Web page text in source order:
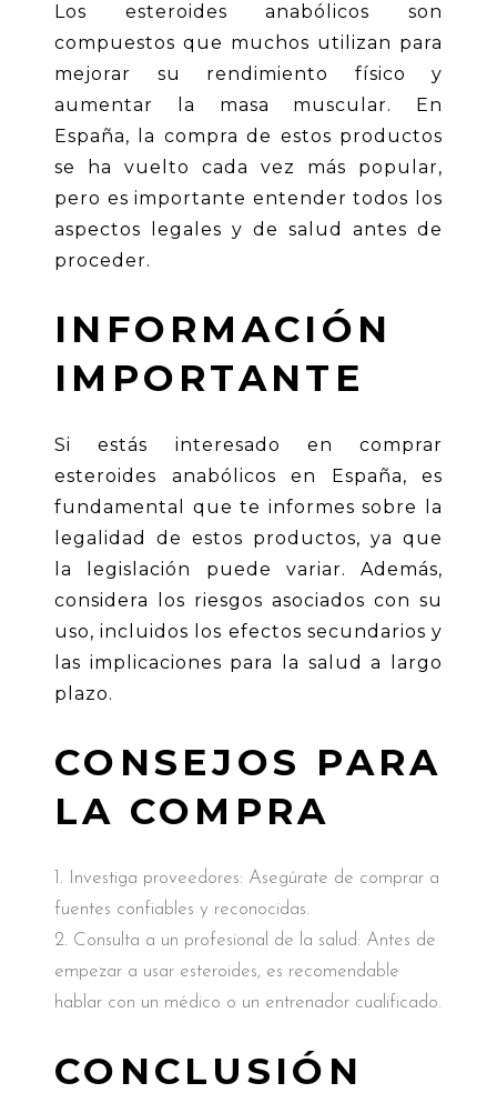
Los esteroides anabólicos son
compuestos que muchos utilizan para
mejorar su rendimiento físico y
aumentar la masa muscular. En
España, la compra de estos productos
se ha vuelto cada vez más popular,
pero es importante entender todos los
aspectos legales y de salud antes de
proceder.
INFORMACIÓN
IMPORTANTE
Si estás interesado en comprar
esteroides anabólicos en España, es
fundamental que te informes sobre la
legalidad de estos productos, ya que
la legislación puede variar. Además,
considera los riesgos asociados con su
uso, incluidos los efectos secundarios y
las implicaciones para la salud a largo
plazo.
CONSEJOS PARA
LA COMPRA
Investiga proveedores: Asegúrate de comprar a
fuentes confiables y reconocidas.
Consulta a un profesional de la salud: Antes de
empezar a usar esteroides, es recomendable
hablar con un médico o un entrenador cualificado.
CONCLUSIÓN